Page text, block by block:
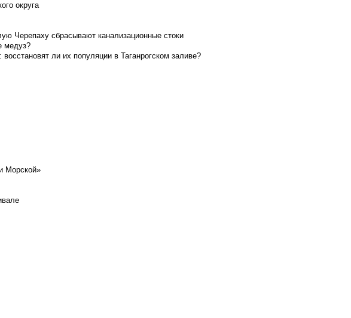
округа
Черепаху сбрасывают канализационные стоки
медуз?
ли их популяции в Таганрогском заливе?
Морской»